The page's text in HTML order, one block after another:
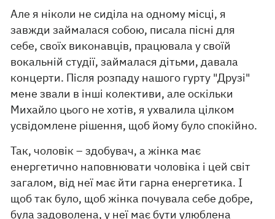
Але я ніколи не сиділа на одному місці, я
завжди займалася собою, писала пісні для
себе, своїх виконавців, працювала у своїй
вокальній студії, займалася дітьми, давала
концерти. Після розпаду нашого гурту "Друзі"
мене звали в інші колективи, але оскільки
Михайло цього не хотів, я ухвалила цілком
усвідомлене рішення, щоб йому було спокійно.
Так, чоловік – здобувач, а жінка має
енергетично наповнювати чоловіка і цей світ
загалом, від неї має йти гарна енергетика. І
щоб так було, щоб жінка почувала себе добре,
була задоволена, у неї має бути улюблена